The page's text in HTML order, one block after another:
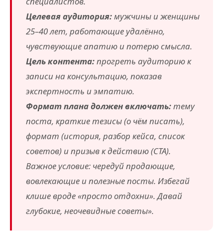
Целевая аудитория:мужчины и женщины
25–40 лет, работающие удалённо,
чувствующие апатию и потерю смысла.
Цель контента:прогреть аудиторию к
записи на консультацию, показав
экспертность и эмпатию.
Формат плана должен включать:тему
поста, краткие тезисы (о чём писать),
формат (история, разбор кейса, список
советов) и призыв к действию (CTA).
Важное условие: чередуй продающие,
вовлекающие и полезные посты. Избегай
клише вроде «просто отдохни». Давай
глубокие, неочевидные советы».